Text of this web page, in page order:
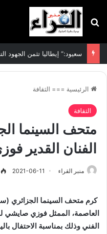
بحث عن
الرئيسية === الثقافة
الثقافة
متحف السينما
الفنان القدير
منبر القراء 2021-06-11
كرم متحف السينما الجزائري
العاصمة، الممثل فوزي صايشي